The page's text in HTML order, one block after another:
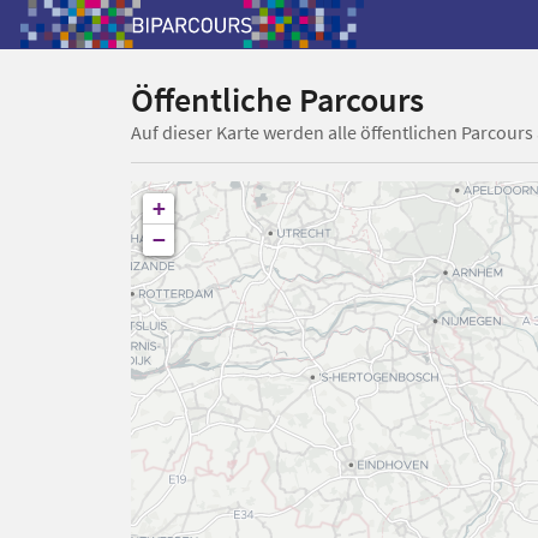
Öffentliche Parcours
Auf dieser Karte werden alle öffentlichen
+
−